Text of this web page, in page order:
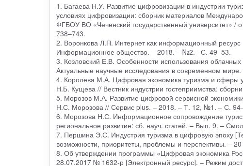
1. Багаева Н.У. Развитие цифровизации в индустрии
условиях цифровизации: сборник материалов
ФГБОУ ВО «Чеченский государственный университет»
738–743.
2. Воронкова Л.П. Интернет как информационный
Информационное общество. – 2018. – №2. –С. 49–53.
3. Козловский Е.В. Особенности использования
Актуальные научные исследования в современном
4. Королева М.А. Цифровая экономика туризма и сферы
Н.Б. Кущева // Вестник индустрии гостеприимства:
5. Морозов М.А. Развитие цифровой сервисной
Н.С. Морозова // Сервис plus. – 2018. – Т. 12, №1. – С.
6. Морозова Н.С. Информационное сопровождение
региональное развитие: сб. науч. статей. – Вып. 9. –
7. Першина Э.С. Индустрия туризма в цифровую эпоху
возможности, приоритеты, проблемы и перспективы. –
8. Об утверждении программы «Цифровая экономика
28.07.2017 № 1632-р [Электронный ресурс]. – Режим